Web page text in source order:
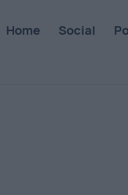
Home Social